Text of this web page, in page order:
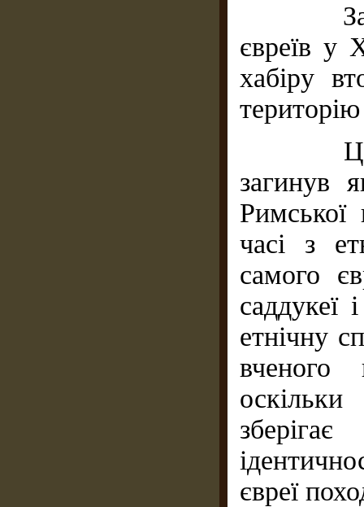
За Л.
євреїв у
хабіру
Цей
загинув
Римської
часі з
самого
саддукеї
етнічну
вченого
євреї